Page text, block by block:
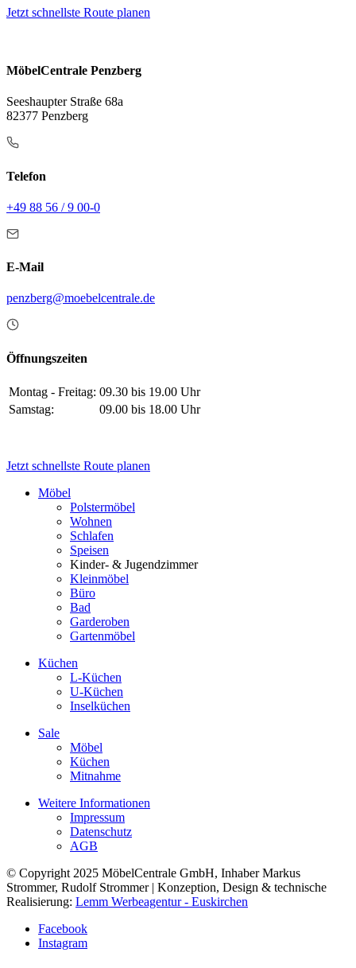
Jetzt schnellste Route planen
MöbelCentrale Penzberg
Seeshaupter Straße 68a
82377 Penzberg
Telefon
+49 88 56 / 9 00-0
E-Mail
penzberg@moebelcentrale.de
Öffnungszeiten
Montag - Freitag: 09.30 bis 19.00 Uhr
Samstag:
09.00 bis 18.00 Uhr
Jetzt schnellste Route planen
Möbel
Polstermöbel
Wohnen
Schlafen
Speisen
Kinder- & Jugendzimmer
Kleinmöbel
Büro
Bad
Garderoben
Gartenmöbel
Küchen
L-Küchen
U-Küchen
Inselküchen
Sale
Möbel
Küchen
Mitnahme
Weitere Informationen
Impressum
Datenschutz
AGB
© Copyright 2025 MöbelCentrale GmbH, Inhaber Markus
Strommer, Rudolf Strommer | Konzeption, Design & technische
Realisierung: Lemm Werbeagentur - Euskirchen
Facebook
Instagram